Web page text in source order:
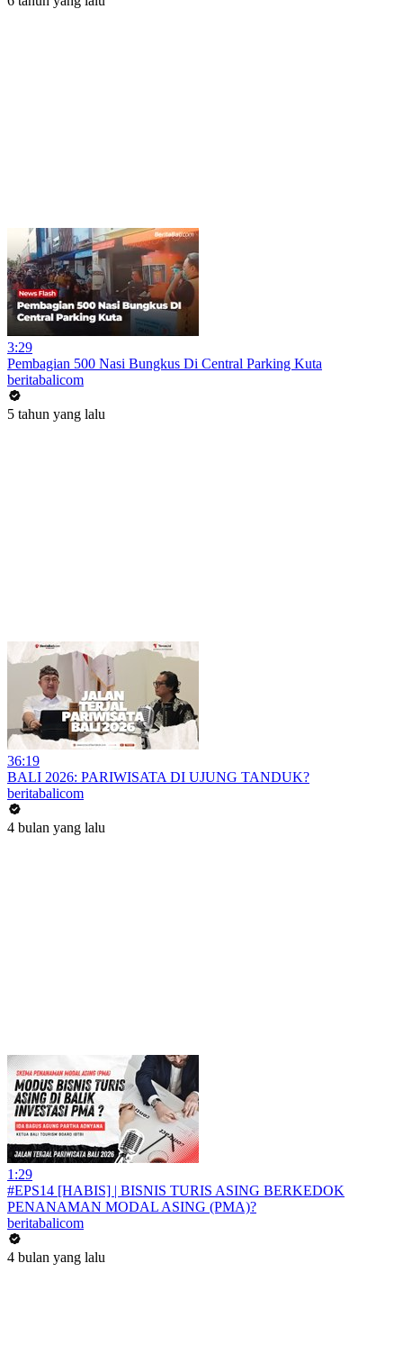
3:29
Pembagian 500 Nasi Bungkus Di Central Parking Kuta
beritabalicom
5 tahun yang lalu
36:19
BALI 2026: PARIWISATA DI UJUNG TANDUK?
beritabalicom
4 bulan yang lalu
1:29
#EPS14 [HABIS] | BISNIS TURIS ASING BERKEDOK
PENANAMAN MODAL ASING (PMA)?
beritabalicom
4 bulan yang lalu